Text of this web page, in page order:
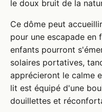
le doux bruit de la
Ce dôme peut
pour une escapade en
enfants pourront
solaires portatives,
apprécieront le calme
lit est équipé d'une
douillettes et